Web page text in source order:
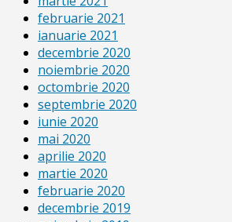
februarie 2021
ianuarie 2021
decembrie 2020
noiembrie 2020
octombrie 2020
septembrie 2020
iunie 2020
mai 2020
aprilie 2020
martie 2020
februarie 2020
decembrie 2019